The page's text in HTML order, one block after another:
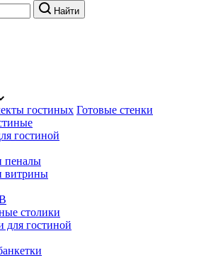
Найти
гостиных Готовые стенки
гостиной
витрины
столики
для гостиной